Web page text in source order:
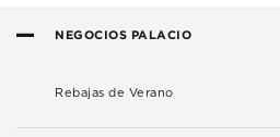
NEGOCIOS PALACIO
Rebajas de Verano